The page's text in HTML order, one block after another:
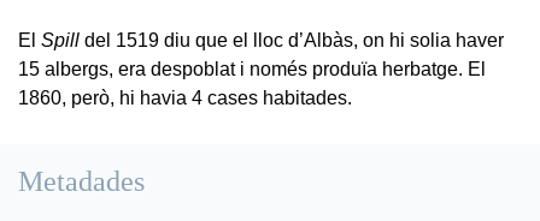
El Spill del 1519 diu que el lloc d’Albàs, on hi solia haver
15 albergs, era despoblat i només produïa herbatge. El
1860, però, hi havia 4 cases habitades.
Metadades